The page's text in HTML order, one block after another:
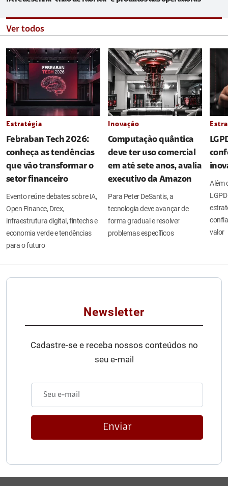
Ver todos
Estratégia
Febraban Tech 2026:
conheça as tendências
que vão transformar o
setor financeiro
Evento reúne debates sobre IA,
Open Finance, Drex,
infraestrutura digital, fintechs e
economia verde e tendências
para o futuro
Inovação
Computação quântica
deve ter uso comercial
em até sete anos, avalia
executivo da Amazon
Para Peter DeSantis, a
tecnologia deve avançar de
forma gradual e resolver
problemas específicos
Além
valor
Newsletter
Cadastre-se e receba nossos conteúdos no
seu e-mail
Enviar